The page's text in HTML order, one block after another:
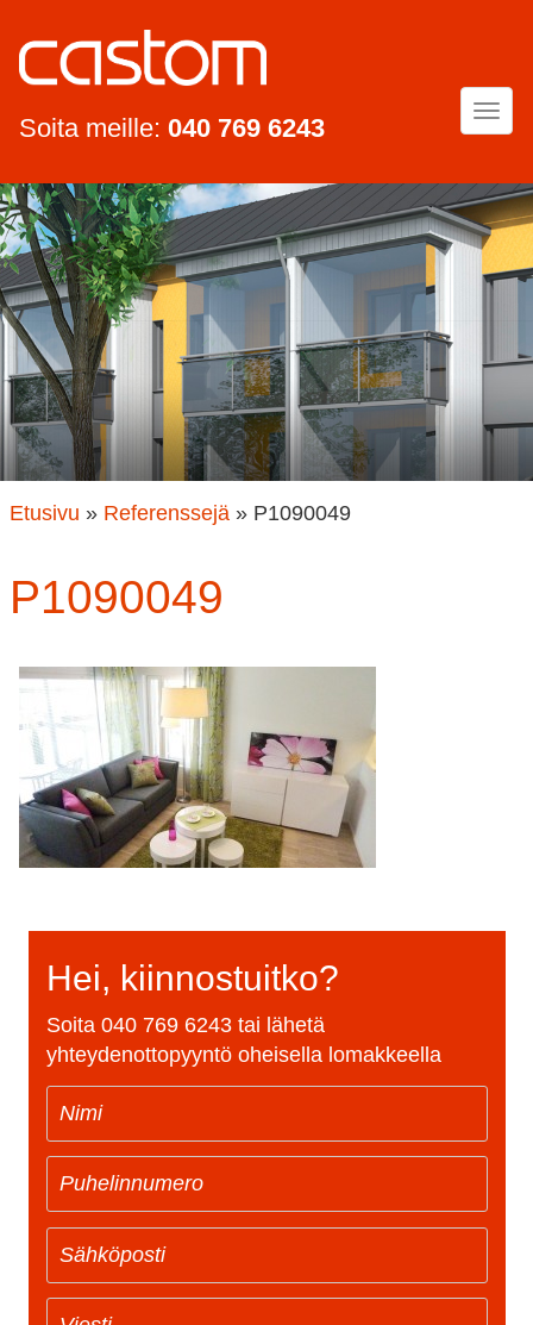
Soita meille: 040 769 6243
Etusivu » Referenssejä» P1090049
P1090049
Hei, kiinnostuitko?
Soita 040 769 6243tai lähetä
yhteydenottopyyntö oheisella lomakkeella